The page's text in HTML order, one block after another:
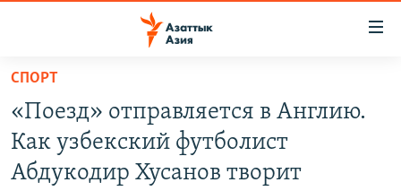
Вернуться
основному
содержанию
Вернутся
КАЗАХСТАН
КЫРГЫЗСТАН
НОВОСТИ
ВОЙНА В УКРАИНЕ
СПОРТ
«Поезд» отправляется в Англию.
Как узбекский футболист
Абдукодир Хусанов творит